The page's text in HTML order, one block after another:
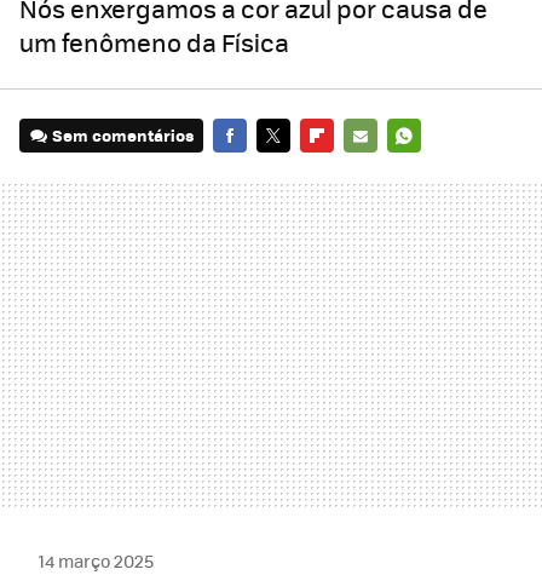
Nós enxergamos a cor azul por causa de
um fenômeno da Física
Sem comentários
MAIL
14 março 2025